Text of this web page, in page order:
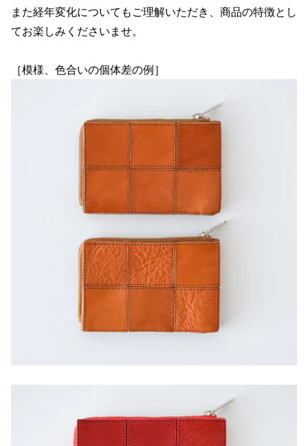
また経年変化についてもご理解いただき、商品の特徴とし
てお楽しみくださいませ。
［模様、色合いの個体差の例］